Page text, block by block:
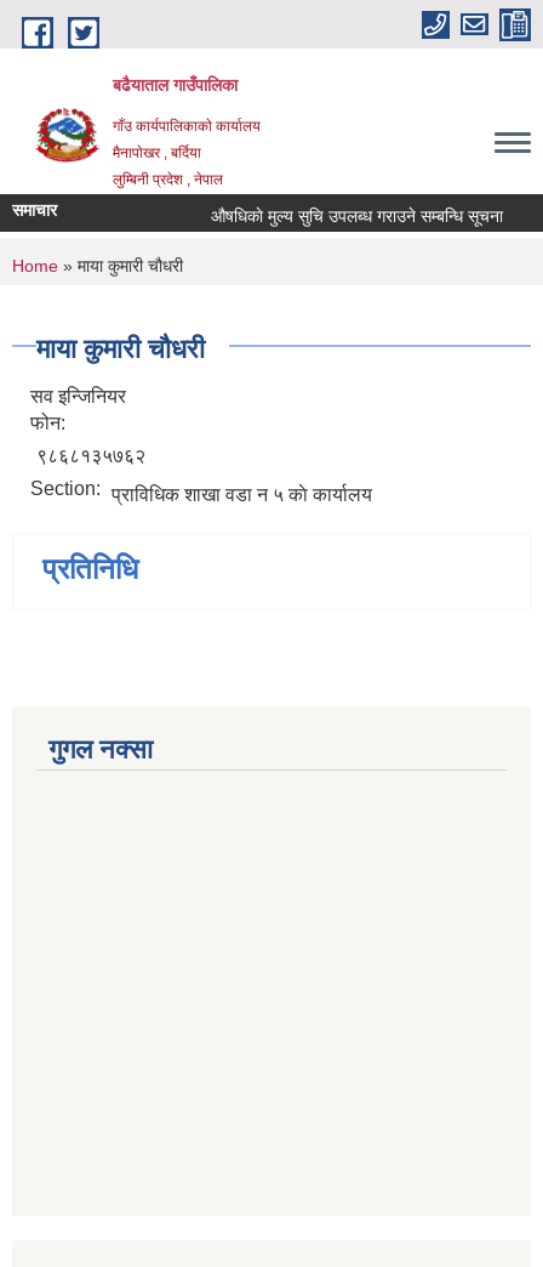
Skip to main content
बढैयाताल गाउँपालिका
गाँउ कार्यपालिकाकाे कार्यालय
मैनापाेखर , बर्दिया
लुम्बिनी प्रदेश , नेपाल
समाचार औषधिकाे मुल्य सुचि उपलब्ध गराउने सम्बन्धि सूचना
You are here
Home » माया कुमारी चौधरी
माया कुमारी चौधरी
सव इन्जिनियर
फोन:
९८६८१३५७६२
Section: प्राविधिक शाखा वडा न ५ काे कार्यालय
प्रतिनिधि
गुगल नक्सा